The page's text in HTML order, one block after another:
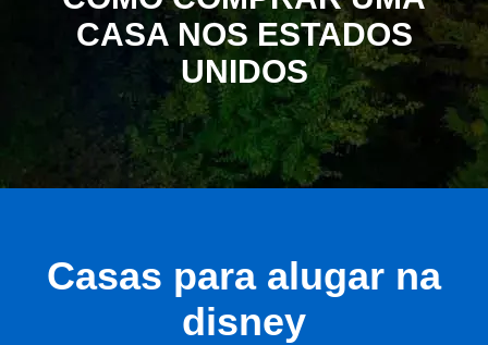
CASA NOS ESTADOS
UNIDOS
Casas para alugar na
disney